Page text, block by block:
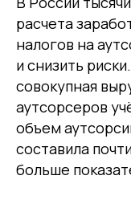
расчета
налогов на
и снизить
совокупная
аутсорсеров
объем
составила
больше